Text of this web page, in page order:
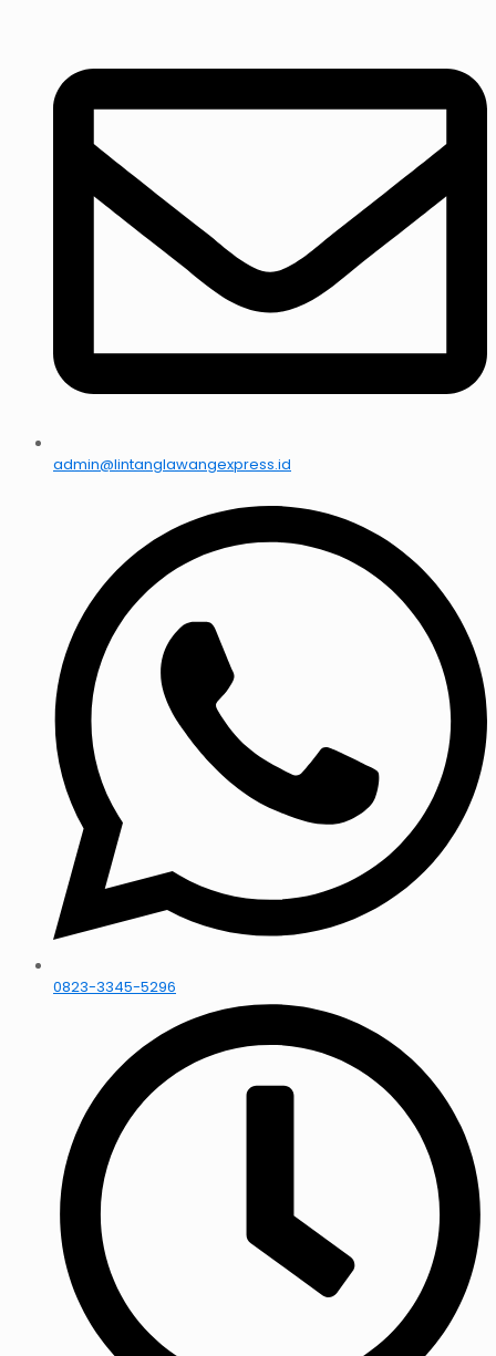
admin@lintanglawangexpress.id
0823-3345-5296